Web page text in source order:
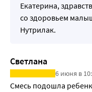
Екатерина,
со здоровьем
Нутрилак.
Светлана
6 июня в
Смесь подошла